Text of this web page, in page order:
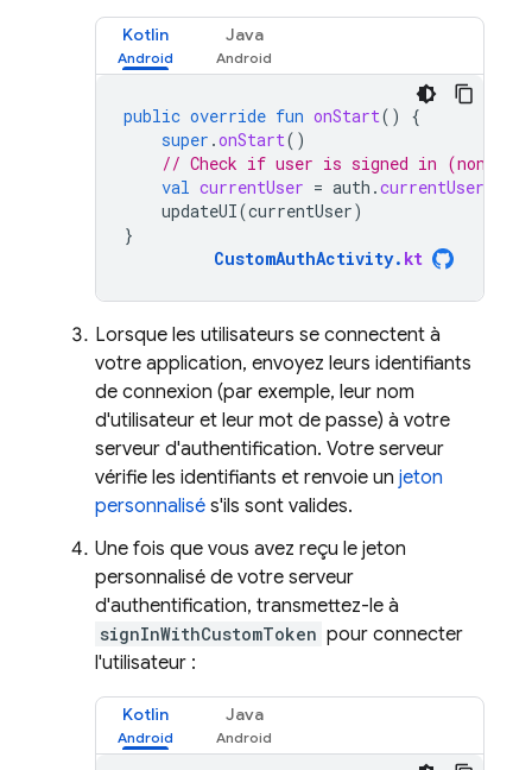
Kotlin Java
public override fun onStart()
{
super .onStart()
// Check if user is signed in (non-
val currentUser = auth .currentUser
updateUI(currentUser)
}
CustomAuthActivity. kt
Lorsque les utilisateurs se connectent à
votre application, envoyez leurs identifiants
de connexion (par exemple, leur nom
d'utilisateur et leur mot de passe) à votre
serveur d'authentification. Votre serveur
vérifie les identifiants et renvoie un jeton
personnalisé s'ils sont valides.
Une fois que vous avez reçu le jeton
personnalisé de votre serveur
d'authentification, transmettez-le à
signInWithCustomToken pour connecter
l'utilisateur :
Kotlin Java